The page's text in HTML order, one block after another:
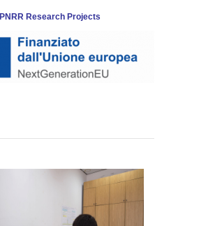
PNRR Research Projects